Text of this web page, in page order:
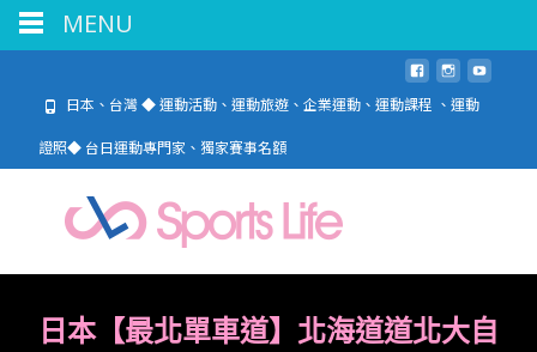
日本、台灣 ◆ 運動活動、運動旅遊、企業運動、運動課程 、運動
證照◆ 台日運動專門家、獨家賽事名額
日本【最北單車道】北海道道北大自
MENU